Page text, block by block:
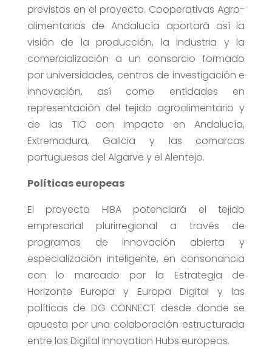
previstos en el proyecto. Cooperativas Agro-
alimentarias de Andalucía aportará así la
visión de la producción, la industria y la
comercialización a un consorcio formado
por universidades, centros de investigación e
innovación, así como entidades en
representación del tejido agroalimentario y
de las TIC con impacto en Andalucía,
Extremadura, Galicia y las comarcas
portuguesas del Algarve y el Alentejo.
Políticas europeas
El proyecto HIBA potenciará el tejido
empresarial plurirregional a través de
programas de innovación abierta y
especialización inteligente, en consonancia
con lo marcado por la Estrategia de
Horizonte Europa y Europa Digital y las
políticas de DG CONNECT desde donde se
apuesta por una colaboración estructurada
entre los Digital Innovation Hubs europeos.